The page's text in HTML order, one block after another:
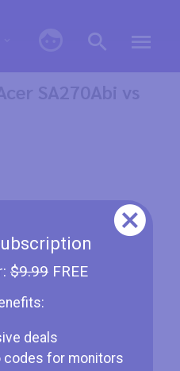
$9.99FREE
deals
codes for monitors
SA270Abi vs